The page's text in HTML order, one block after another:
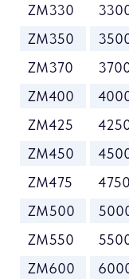
ZM330
ZM350
ZM370
ZM400
ZM425
ZM450
ZM475
4750
ZM500
ZM550
ZM600